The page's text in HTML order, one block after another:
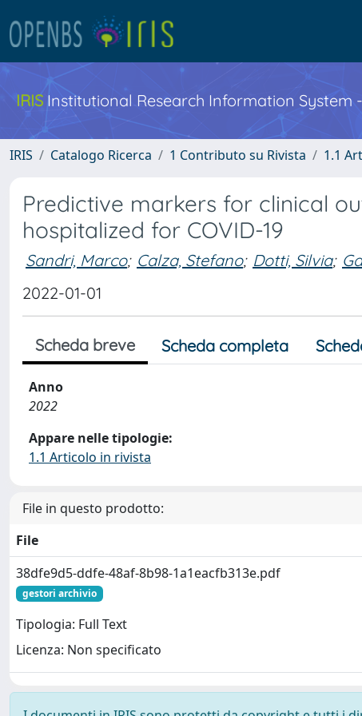
IRIS Institutional Research Information System -
IRIS Catalogo Ricerca 1 Contributo su Rivista 1.1
Predictive markers for clinical
hospitalized for COVID-19
Sandri, Marco; Calza, Stefano; Dotti, Silvia;
2022-01-01
Scheda breve Scheda completa
Anno
2022
Appare nelle tipologie:
1.1 Articolo in rivista
File in questo prodotto:
File
38dfe9d5-ddfe-48af-8b98-1a1eacfb313e.pdf
gestori archivio
Tipologia: Full Text
Licenza: Non specificato